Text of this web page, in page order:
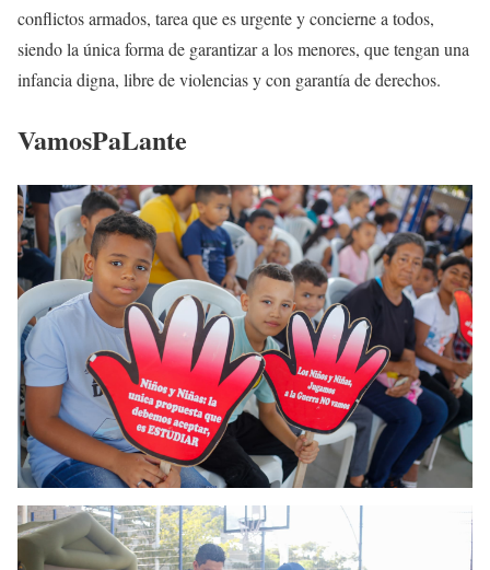
conflictos armados, tarea que es urgente y concierne a todos,
siendo la única forma de garantizar a los menores, que tengan una
infancia digna, libre de violencias y con garantía de derechos.
VamosPaLante